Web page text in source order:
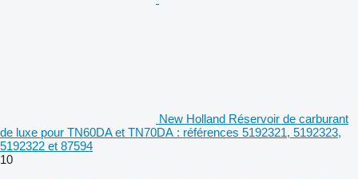
New Holland Réservoir de carburant
de luxe pour TN60DA et TN70DA : références 5192321, 5192323,
5192322 et 87594
10